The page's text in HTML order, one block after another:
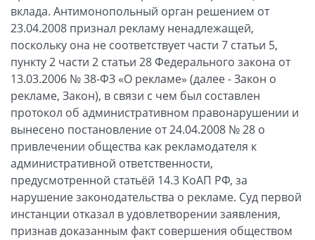
вклада. Антимонопольный орган решением от
23.04.2008 признал рекламу ненадлежащей,
поскольку она не соответствует части 7 статьи 5,
пункту 2 части 2 статьи 28 Федерального закона от
13.03.2006 № 38-ФЗ «О рекламе» (далее - Закон о
рекламе, Закон), в связи с чем был составлен
протокол об административном правонарушении и
вынесено постановление от 24.04.2008 № 28 о
привлечении общества как рекламодателя к
административной ответственности,
предусмотренной статьёй 14.3 КоАП РФ, за
нарушение законодательства о рекламе. Суд первой
инстанции отказал в удовлетворении заявления,
признав доказанным факт совершения обществом